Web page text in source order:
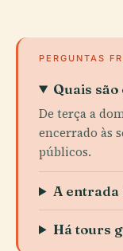
PERGUNTAS
Quais
De terça a
encerrado às
públicos.
A entrada
Há tours